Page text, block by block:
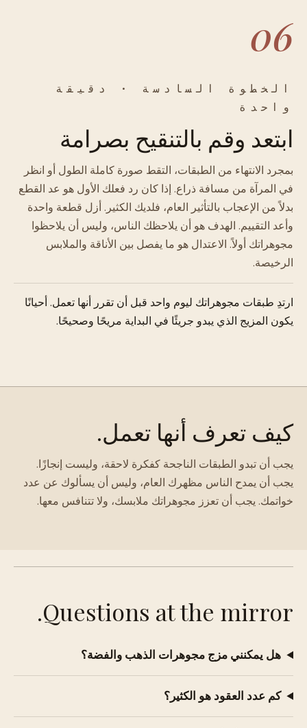
06
الخطوة السادسة · دقيقة
واحدة
ابتعد وقم بالتنقيح بصرامة
بمجرد الانتهاء من الطبقات، التقط صورة كاملة الطول أو انظر
في المرآة من مسافة ذراع. إذا كان رد فعلك الأول هو عد القطع
بدلاً من الإعجاب بالتأثير العام، فلديك الكثير. أزل قطعة واحدة
وأعد التقييم. الهدف هو أن يلاحظك الناس، وليس أن يلاحظوا
مجوهراتك أولاً. الاعتدال هو ما يفصل بين الأناقة والملابس
الرخيصة.
ارتدِ طبقات مجوهراتك ليوم واحد قبل أن تقرر أنها تعمل. أحيانًا
يكون المزيج الذي يبدو جريئًا في البداية مريحًا وصحيحًا.
كيف تعرف أنها تعمل.
يجب أن تبدو الطبقات الناجحة كفكرة لاحقة، وليست إنجازًا.
يجب أن يمدح الناس مظهرك العام، وليس أن يسألوك عن عدد
خواتمك. يجب أن تعزز مجوهراتك ملابسك، ولا تتنافس معها.
Questions at the mirror.
هل يمكنني مزج مجوهرات الذهب والفضة؟
كم عدد العقود هو الكثير؟